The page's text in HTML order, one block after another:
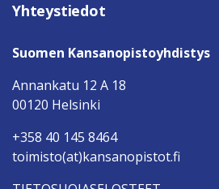
Yhteystiedot
Suomen Kansanopistoyhdistys
Annankatu 12 A 18
00120 Helsinki
+358 40 145 8464
toimisto(at)kansanopistot.fi